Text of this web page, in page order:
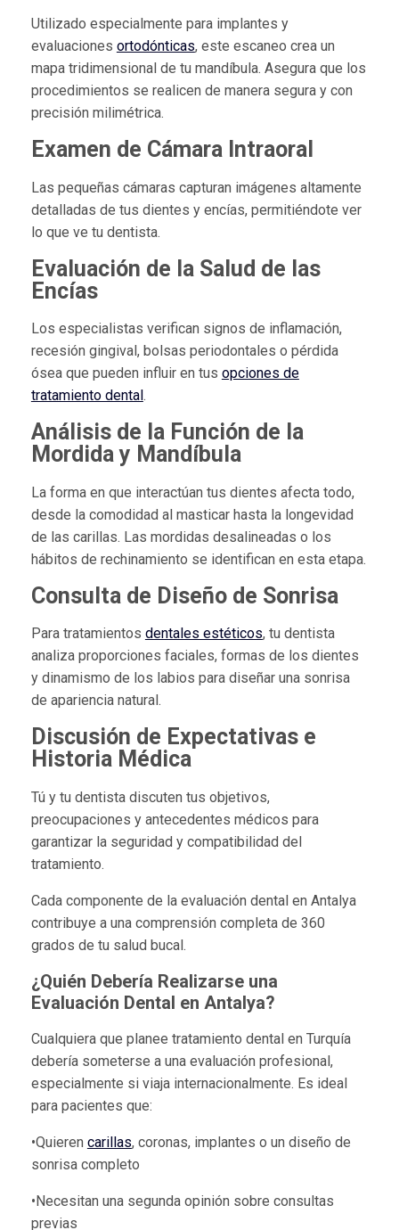
Utilizado especialmente para implantes y
evaluaciones ortodónticas, este escaneo crea un
mapa tridimensional de tu mandíbula. Asegura que los
procedimientos se realicen de manera segura y con
precisión milimétrica.
Examen de Cámara Intraoral
Las pequeñas cámaras capturan imágenes altamente
detalladas de tus dientes y encías, permitiéndote ver
lo que ve tu dentista.
Evaluación de la Salud de las
Encías
Los especialistas verifican signos de inflamación,
recesión gingival, bolsas periodontales o pérdida
ósea que pueden influir en tus opciones de
tratamiento dental .
Análisis de la Función de la
Mordida y Mandíbula
La forma en que interactúan tus dientes afecta todo,
desde la comodidad al masticar hasta la longevidad
de las carillas. Las mordidas desalineadas o los
hábitos de rechinamiento se identifican en esta etapa.
Consulta de Diseño de Sonrisa
Para tratamientos dentales estéticos, tu dentista
analiza proporciones faciales, formas de los dientes
y dinamismo de los labios para diseñar una sonrisa
de apariencia natural.
Discusión de Expectativas e
Historia Médica
Tú y tu dentista discuten tus objetivos,
preocupaciones y antecedentes médicos para
garantizar la seguridad y compatibilidad del
tratamiento.
Cada componente de la evaluación dental en Antalya
contribuye a una comprensión completa de 360
grados de tu salud bucal.
¿Quién Debería Realizarse una
Evaluación Dental en Antalya?
Cualquiera que planee tratamiento dental en Turquía
debería someterse a una evaluación profesional,
especialmente si viaja internacionalmente. Es ideal
para pacientes que:
•Quieren carillas, coronas, implantes o un diseño de
sonrisa completo
•Necesitan una segunda opinión sobre consultas
previas